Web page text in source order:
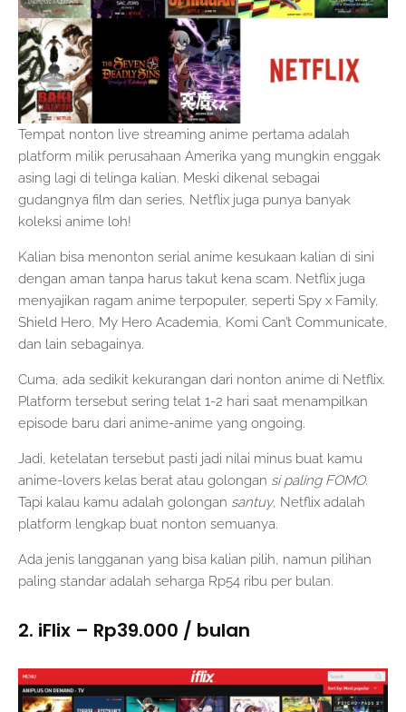
Tempat nonton live streaming anime pertama adalah
platform milik perusahaan Amerika yang mungkin enggak
asing lagi di telinga kalian. Meski dikenal sebagai
gudangnya film dan series, Netflix juga punya banyak
koleksi anime loh!
Kalian bisa menonton serial anime kesukaan kalian di sini
dengan aman tanpa harus takut kena scam. Netflix juga
menyajikan ragam anime terpopuler, seperti Spy x Family,
Shield Hero, My Hero Academia, Komi Can’t Communicate,
dan lain sebagainya.
Cuma, ada sedikit kekurangan dari nonton anime di Netflix.
Platform tersebut sering telat 1-2 hari saat menampilkan
episode baru dari anime-anime yang ongoing.
Jadi, ketelatan tersebut pasti jadi nilai minus buat kamu
anime-lovers kelas berat atau golongan si paling FOMO.
Tapi kalau kamu adalah golongan santuy, Netflix adalah
platform lengkap buat nonton semuanya.
Ada jenis langganan yang bisa kalian pilih, namun pilihan
paling standar adalah seharga Rp54 ribu per bulan.
2. iFlix – Rp39.000 / bulan